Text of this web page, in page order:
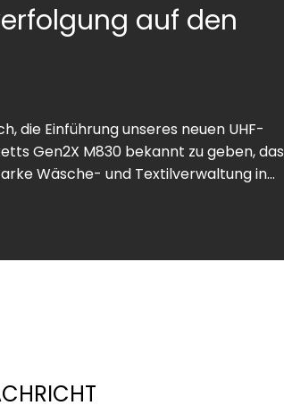
auf den
die Einführung unseres neuen UHF-
Gen2X M830 bekannt zu geben, das
Wäsche- und Textilverwaltung in
Wäschereien und
entwickelt wurde. Als professioneller
Tags hat JYL-Tech fortschrittliche